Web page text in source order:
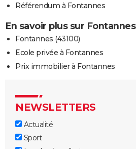
Référendum à Fontannes
En savoir plus sur Fontannes
Fontannes (43100)
Ecole privée à Fontannes
Prix immobilier à Fontannes
NEWSLETTERS
Actualité
Sport